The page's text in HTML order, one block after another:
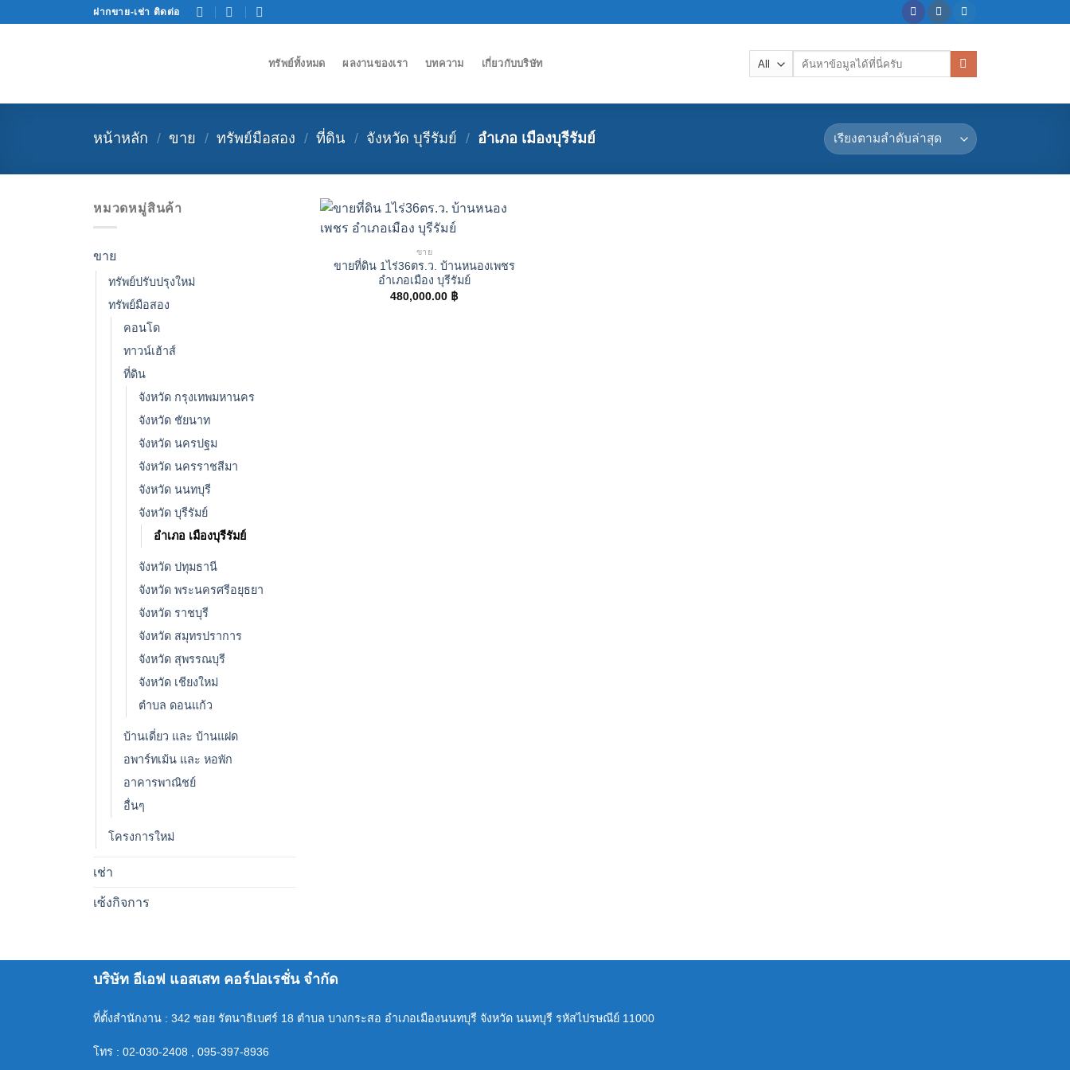
ฝากขาย-เช่า ติดต่อ
ทรัพย์ทั้งหมด ผลงานของเรา บทความ เกี่ยวกับบริษัท
ค้นหา:
หน้าหลัก / ขาย / ทรัพย์มือสอง / ที่ดิน / จังหวัด บุรีรัมย์ / อำเภอ เมืองบุรีรัมย์
หมวดหมู่สินค้า
ขาย
ทรัพย์ปรับปรุงใหม่
ทรัพย์มือสอง
คอนโด
ทาวน์เฮ้าส์
ที่ดิน
จังหวัด กรุงเทพมหานคร
จังหวัด ชัยนาท
จังหวัด นครปฐม
จังหวัด นครราชสีมา
จังหวัด นนทบุรี
จังหวัด บุรีรัมย์
อำเภอ เมืองบุรีรัมย์
จังหวัด ปทุมธานี
จังหวัด พระนครศรีอยุธยา
จังหวัด ราชบุรี
จังหวัด สมุทรปราการ
จังหวัด สุพรรณบุรี
จังหวัด เชียงใหม่
ตำบล ดอนแก้ว
บ้านเดี่ยว และ บ้านแฝด
อพาร์ทเม้น และ หอพัก
อาคารพาณิชย์
อื่นๆ
โครงการใหม่
เช่า
เซ้งกิจการ
ขาย
ขายที่ดิน 1ไร่36ตร.ว. บ้านหนองเพชร
อำเภอเมือง บุรีรัมย์
480,000.00 ฿
บริษัท อีเอฟ แอสเสท คอร์ปอเรชั่น จำกัด
ที่ตั้งสำนักงาน : 342 ซอย รัตนาธิเบศร์ 18 ตำบล บางกระสอ อำเภอเมืองนนทบุรี จังหวัด นนทบุรี รหัสไปรษณีย์ 11000
โทร : 02-030-2408 , 095-397-8936